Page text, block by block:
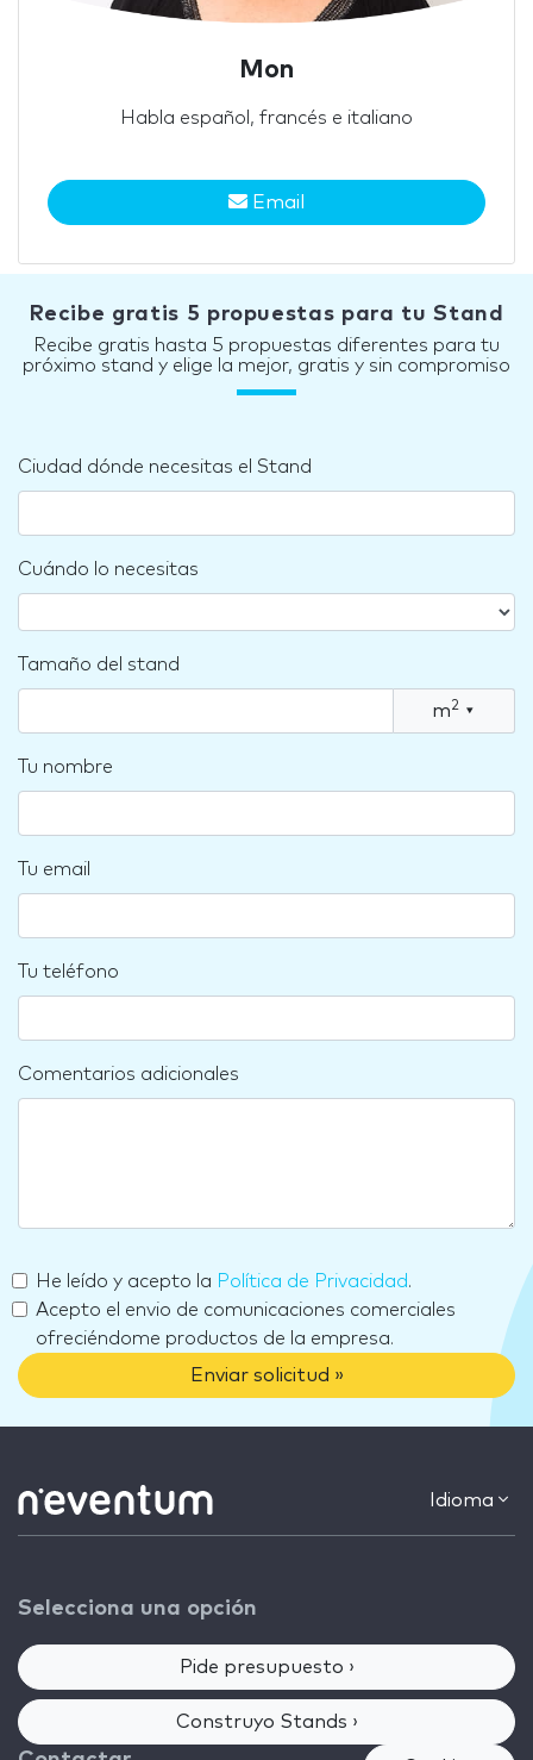
Mon
Habla español, francés e italiano
Email
Recibe gratis 5 propuestas para tu Stand
Recibe gratis hasta 5 propuestas diferentes para tu
próximo stand y elige la mejor, gratis y sin compromiso
Ciudad dónde necesitas el Stand
Cuándo lo necesitas
Tamaño del stand
m2 ▾
Tu nombre
Tu email
Tu teléfono
Comentarios adicionales
He leído y acepto la Política de Privacidad.
Acepto el envio de comunicaciones comerciales
ofreciéndome productos de la empresa.
Enviar solicitud »
Idioma
Selecciona una opción
Pide presupuesto ›
Construyo Stands ›